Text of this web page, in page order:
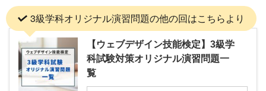
3級学科オリジナル演習問題の他の回はこちらより
【ウェブデザイン技能検定】3級学
科試験対策オリジナル演習問題一
覧